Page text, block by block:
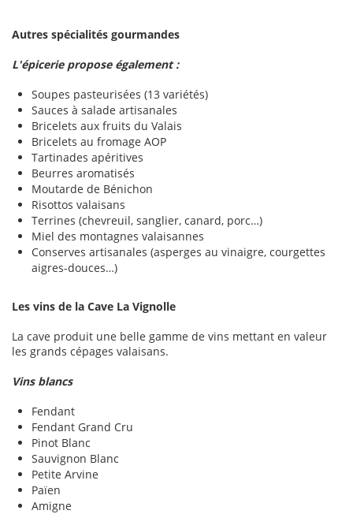
Autres spécialités gourmandes
L'épicerie propose également :
Soupes pasteurisées (13 variétés)
Sauces à salade artisanales
Bricelets aux fruits du Valais
Bricelets au fromage AOP
Tartinades apéritives
Beurres aromatisés
Moutarde de Bénichon
Risottos valaisans
Terrines (chevreuil, sanglier, canard, porc…)
Miel des montagnes valaisannes
Conserves artisanales (asperges au vinaigre, courgettes
aigres-douces…)
Les vins de la Cave La Vignolle
La cave produit une belle gamme de vins mettant en valeur
les grands cépages valaisans.
Vins blancs
Fendant
Fendant Grand Cru
Pinot Blanc
Sauvignon Blanc
Petite Arvine
Païen
Amigne